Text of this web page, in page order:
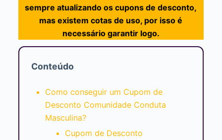
sempre atualizando os cupons de desconto,
mas existem cotas de uso, por isso é
necessário garantir logo.
Conteúdo
Como conseguir um Cupom de
Desconto Comunidade Conduta
Masculina?
Cupom de Desconto